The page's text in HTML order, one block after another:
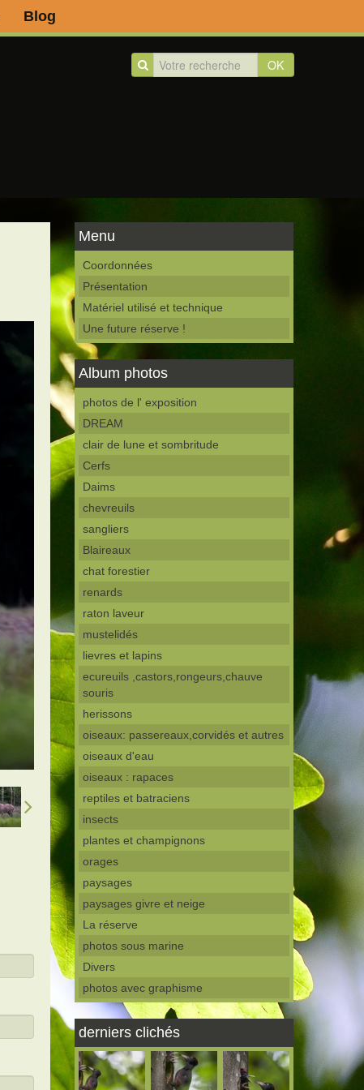
Blog
OK
Menu
Coordonnées
Présentation
Matériel utilisé et technique
Une future réserve !
Album photos
photos de l' exposition
DREAM
clair de lune et sombritude
Cerfs
Daims
chevreuils
sangliers
Blaireaux
chat forestier
renards
raton laveur
mustelidés
lievres et lapins
ecureuils ,castors,rongeurs,chauve
souris
herissons
oiseaux: passereaux,corvidés et autres
oiseaux d'eau
oiseaux : rapaces
reptiles et batraciens
insects
plantes et champignons
orages
paysages
paysages givre et neige
La réserve
photos sous marine
Divers
photos avec graphisme
derniers clichés